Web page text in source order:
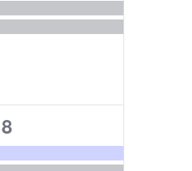
7
évènements,
8